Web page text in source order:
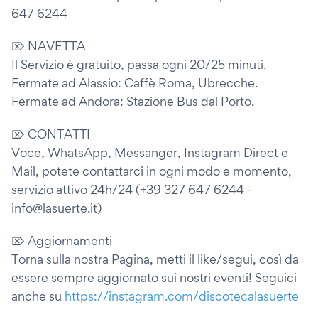
647 6244
⌦ NAVETTA
Il Servizio è gratuito, passa ogni 20/25 minuti.
Fermate ad Alassio: Caffè Roma, Ubrecche.
Fermate ad Andora: Stazione Bus dal Porto.
⌦ CONTATTI
Voce, WhatsApp, Messanger, Instagram Direct e
Mail, potete contattarci in ogni modo e momento,
servizio attivo 24h/24 (+39 327 647 6244 -
info@lasuerte.it)
⌦ Aggiornamenti
Torna sulla nostra Pagina, metti il like/segui, così da
essere sempre aggiornato sui nostri eventi! Seguici
anche su https://instagram.com/discotecalasuerte